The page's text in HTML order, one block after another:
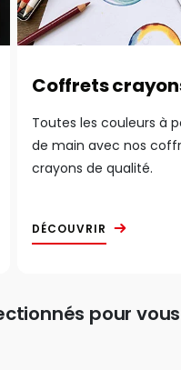
Coffrets
Toutes les couleurs à
de main avec nos
crayons de qualité.
DÉCOUVRIR
pour vous